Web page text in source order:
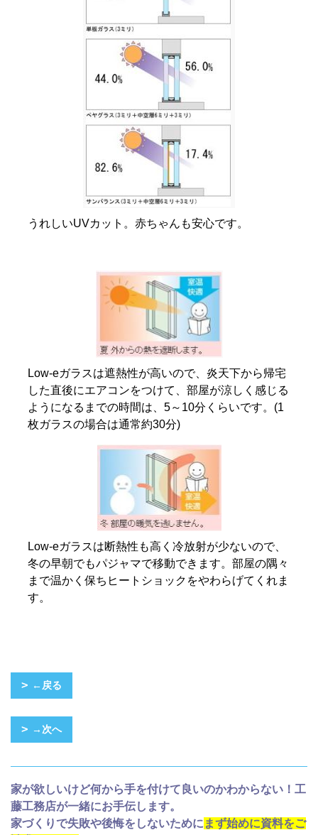
うれしいUVカット。赤ちゃんも安心です。
Low-eガラスは遮熱性が高いので、炎天下から帰宅
した直後にエアコンをつけて、部屋が涼しく感じる
ようになるまでの時間は、5～10分くらいです。(1
枚ガラスの場合は通常約30分)
Low-eガラスは断熱性も高く冷放射が少ないので、
冬の早朝でもパジャマで移動できます。部屋の隅々
まで温かく保ちヒートショックをやわらげてくれま
す。
←戻る
→次へ
家が欲しいけど何から手を付けて良いのかわからない！工
藤工務店が一緒にお手伝します。
家づくりで失敗や後悔をしないために まず始めに資料をご